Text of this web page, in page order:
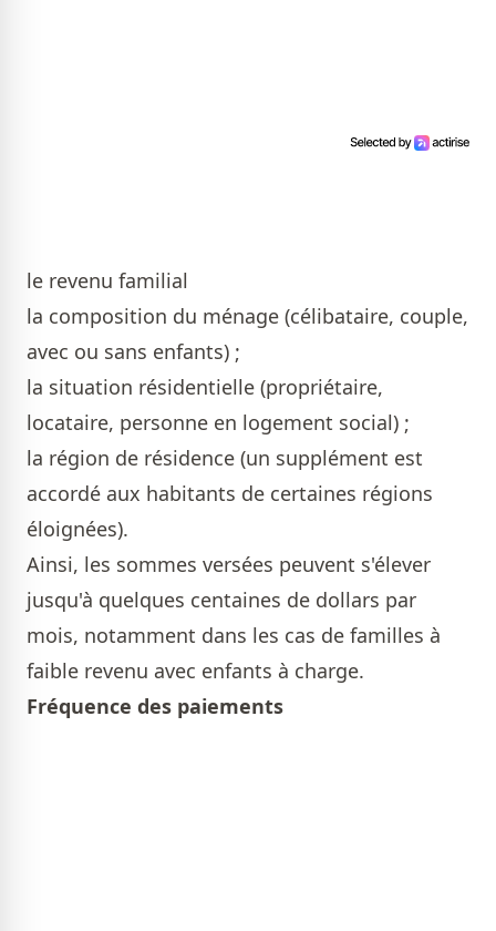
le revenu familial
la composition du ménage (célibataire, couple,
avec ou sans enfants) ;
la situation résidentielle (propriétaire,
locataire, personne en logement social) ;
la région de résidence (un supplément est
accordé aux habitants de certaines régions
éloignées).
Ainsi, les sommes versées peuvent s'élever
jusqu'à quelques centaines de dollars par
mois, notamment dans les cas de familles à
faible revenu avec enfants à charge.
Fréquence des paiements